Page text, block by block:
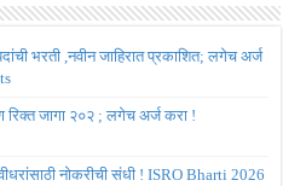
भरती ,नवीन जाहिरात प्रकाशित; लगेच अर्ज
रिक्त जागा २०२ ; लगेच अर्ज करा !
नोकरीची संधी ! ISRO Bharti 2026